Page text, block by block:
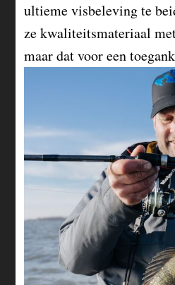
ultieme visbeleving te
ze kwaliteitsmateriaal
maar dat voor een